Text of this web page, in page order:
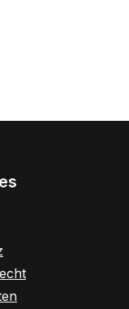
Link)
(externer Link)